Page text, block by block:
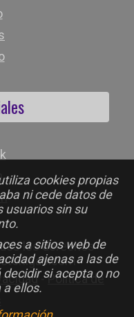
cookies propias
ni cede datos de
usuarios sin su
a sitios web de
ajenas a las de
si acepta o no
ellos.
los derechos
-Política de